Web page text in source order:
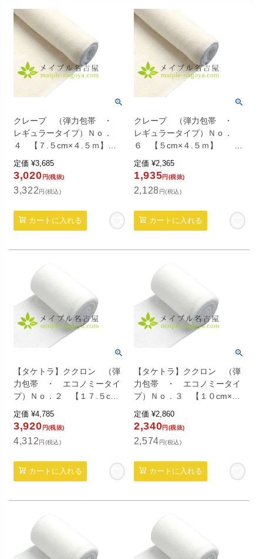
クレープ （弾力包帯 ・
レギュラータイプ）Ｎｏ．
４ 【７.５cm×４.５ｍ】
６巻入り
定価 ¥3,685
3,020 円(税抜)
3,322 円(税込)
カートに入れる
クレープ （弾力包帯 ・
レギュラータイプ）Ｎｏ．
６ 【５cm×４.５ｍ】 ６
巻入り
定価 ¥2,365
1,935円(税抜)
2,128 円(税込)
カートに入れる
【タケトラ】ククロン （弾
力包帯 ・ エコノミータイ
プ）Ｎｏ．２ 【１７.５cm×
約４.５ｍ】 ６巻入り
定価 ¥4,785
3,920 円(税抜)
4,312 円(税込)
カートに入れる
【タケトラ】ククロン （弾
力包帯 ・ エコノミータイ
プ）Ｎｏ．３ 【１０cm×約
４.５ｍ】 ６巻入り
定価 ¥2,860
2,340円(税抜)
2,574 円(税込)
カートに入れる